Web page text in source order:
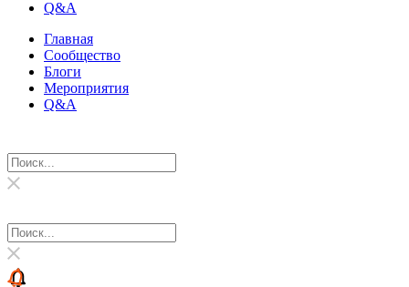
Q&A
Главная
Сообщество
Блоги
Мероприятия
Q&A